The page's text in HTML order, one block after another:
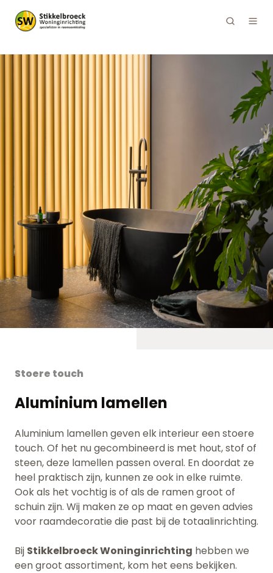
Stoere touch
Aluminium lamellen
Aluminium lamellen geven elk interieur een stoere
touch. Of het nu gecombineerd is met hout, stof of
steen, deze lamellen passen overal. En doordat ze
heel praktisch zijn, kunnen ze ook in elke ruimte.
Ook als het vochtig is of als de ramen groot of
schuin zijn. Wij maken ze op maat en geven advies
voor raamdecoratie die past bij de totaalinrichting.
Bij Stikkelbroeck Woninginrichting hebben we
een groot assortiment, kom het eens bekijken.